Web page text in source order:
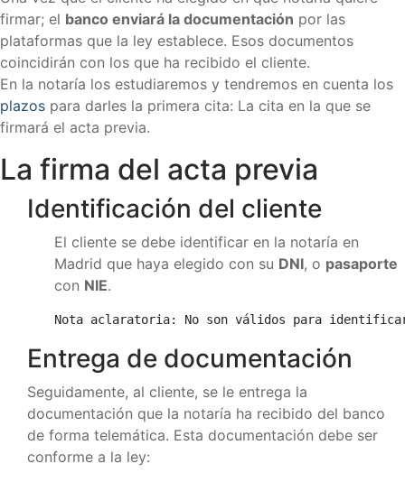
firmar; el banco enviará la documentación por las
plataformas que la ley establece. Esos documentos
coincidirán con los que ha recibido el cliente.
En la notaría los estudiaremos y tendremos en cuenta los
plazos para darles la primera cita: La cita en la que se
firmará el acta previa.
La firma del acta previa
Identificación del cliente
El cliente se debe identificar en la notaría en
Madrid que haya elegido con su DNI, o pasaporte
con NIE.
Nota aclaratoria: No son válidos para
Entrega de documentación
Seguidamente, al cliente, se le entrega la
documentación que la notaría ha recibido del banco
de forma telemática. Esta documentación debe ser
conforme a la ley: